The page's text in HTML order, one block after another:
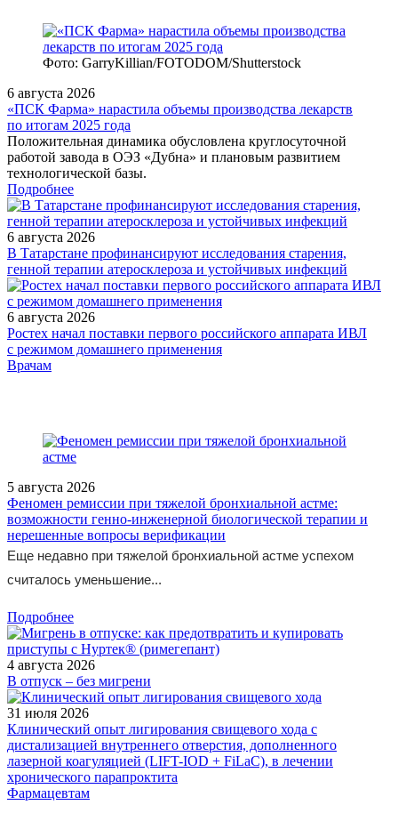
Фото: GarryKillian/FOTODOM/Shutterstock
6 августа 2026
«ПСК Фарма» нарастила объемы производства лекарств
по итогам 2025 года
Положительная динамика обусловлена круглосуточной
работой завода в ОЭЗ «Дубна» и плановым развитием
технологической базы.
Подробнее
6 августа 2026
В Татарстане профинансируют исследования старения,
генной терапии атеросклероза и устойчивых инфекций
6 августа 2026
Ростех начал поставки первого российского аппарата ИВЛ
с режимом домашнего применения
/doctor/rheumatology/postkovidnyy-sindrom-i-revmaticheskie-
Врачам
5 августа 2026
Феномен ремиссии при тяжелой бронхиальной астме:
возможности генно-инженерной биологической терапии и
нерешенные вопросы верификации
Еще недавно при тяжелой бронхиальной астме успехом
считалось уменьшение...
Подробнее
4 августа 2026
В отпуск – без мигрени
31 июля 2026
Клинический опыт лигирования свищевого хода с
дистализацией внутреннего отверстия, дополненного
лазерной коагуляцией (LIFT-IOD + FiLaC), в лечении
хронического парапроктита
Фармацевтам